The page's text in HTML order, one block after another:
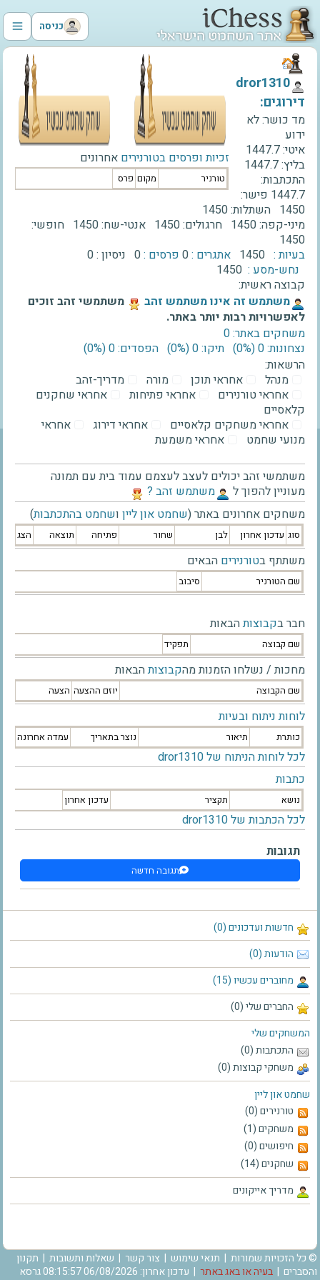
כניסה
חדשות ועדכונים (0)
הודעות (0)
מחוברים עכשיו (15)
החברים שלי (0)
המשחקים שלי
התכתבות (0)
משחקי קבוצות (0)
שחמט און ליין
טורנירים (0)
משחקים (1)
חיפושים (0)
שחקנים (14)
מדריך אייקונים
זכיות ופרסים בטורנירים אחרונים
טורניר מקום פרס
‫dror1310‬
דירוגים:
מד כושר:לא
ידוע
איטי:1447.7
בליץ:1447.7
התכתבות:
1447.7 פישר:
1450 השתלות:1450
מיני-קפה:1450 חרגולים:1450 אנטי-שח:1450 חופשי:
1450
בעיות : 1450 אתגרים :0 פרסים :0 ניסיון :0
נחש-מסע : 1450
קבוצה ראשית:
‫משתמש זה אינו משתמש זהב‬
משתמשי זהב זוכים
לאפשרויות רבות יותר באתר.
משחקים באתר: 0
נצחונות: 0 ‫(0%)‬
תיקו: 0 ‫(0%)‬
הפסדים: 0 ‫(0%)‬
הרשאות:
מנהל
אחראי תוכן מורה
מדריך-זהב
אחראי טורנירים
אחראי פתיחות
אחראי שחקנים
קלאסיים
אחראי משחקים קלאסיים
אחראי דירוג
אחראי
מנועי שחמט
אחראי משמעת
משתמשי זהב יכולים לעצב לעצמם עמוד בית עם תמונה
מעוניין להפוך ל
‫משתמש זהב ?‬
משחקים אחרונים באתר (שחמט און ליין ושחמט בהתכתבות)
סוג עדכון אחרון לבן שחור פתיחה תוצאה הצג
משתתף בטורנירים הבאים
שם הטורניר סיבוב
חבר בקבוצותהבאות
שם קבוצה תפקיד
מחכות / נשלחו הזמנות מהקבוצותהבאות
שם הקבוצה יוזם ההצעה הצעה
לוחות ניתוח ובעיות
כותרת תיאור נוצר בתאריך עמדה אחרונה
לכל לוחות הניתוח של dror1310
כתבות
נושא תקציר עדכון אחרון
לכל הכתבות של dror1310
תגובות
תגובה חדשה
© כל הזכויות שמורות | תנאי שימוש | צור קשר | שאלות ותשובות | תקנון
והסברים | בעיה או באג באתר
| עדכון אחרון: 06/08/2026 08:15:57 גרסא